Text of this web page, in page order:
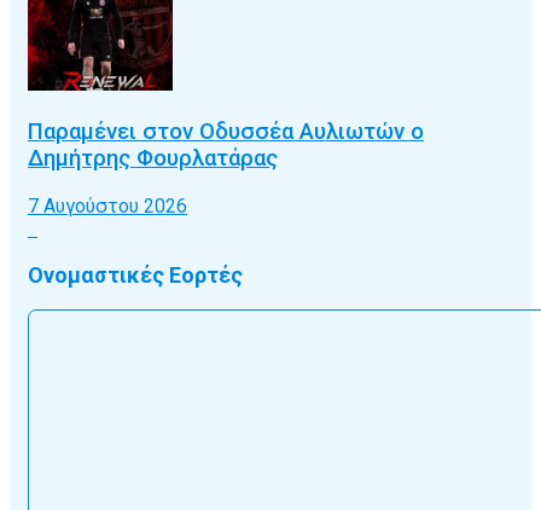
Παραμένει στον Οδυσσέα Αυλιωτών ο
Δημήτρης Φουρλατάρας
7 Αυγούστου 2026
Ονομαστικές Εορτές